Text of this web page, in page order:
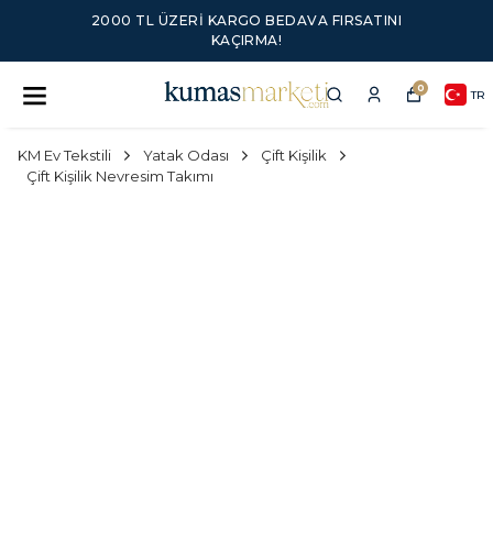
2000 TL ÜZERI KARGO BEDAVA FIRSATINI
KAÇIRMA!
0 TR
KM Ev Tekstili Yatak Odası
Çift Kişilik
Çift Kişilik Nevresim Takımı